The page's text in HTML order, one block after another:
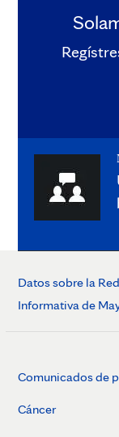
Datos sobre la Red
Informativa de
Comunicados de
Cáncer